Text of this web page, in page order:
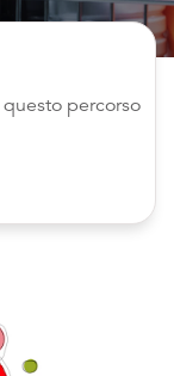
percorso